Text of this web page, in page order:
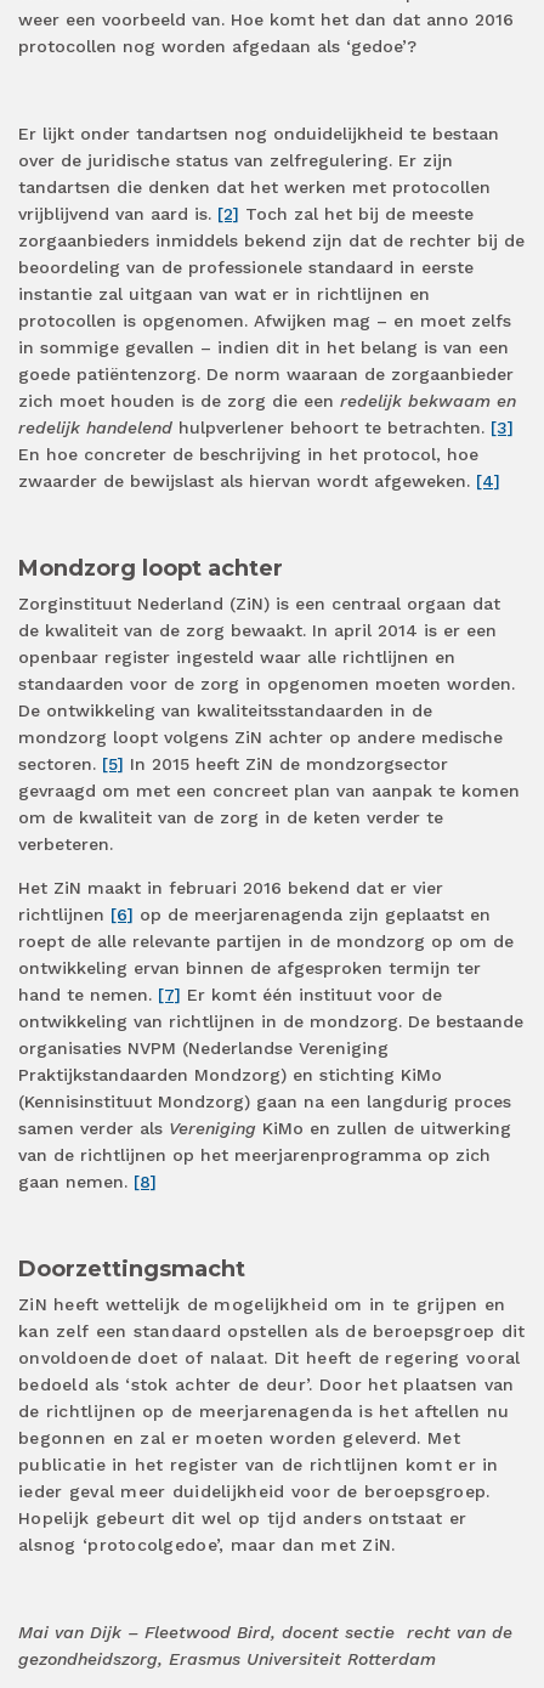
weer een voorbeeld van. Hoe komt het dan dat anno 2016
protocollen nog worden afgedaan als ‘gedoe’?
Er lijkt onder tandartsen nog onduidelijkheid te bestaan
over de juridische status van zelfregulering. Er zijn
tandartsen die denken dat het werken met protocollen
vrijblijvend van aard is. [2] Toch zal het bij de meeste
zorgaanbieders inmiddels bekend zijn dat de rechter bij de
beoordeling van de professionele standaard in eerste
instantie zal uitgaan van wat er in richtlijnen en
protocollen is opgenomen. Afwijken mag – en moet zelfs
in sommige gevallen – indien dit in het belang is van een
goede patiëntenzorg. De norm waaraan de zorgaanbieder
zich moet houden is de zorg die een redelijk bekwaam en
redelijk handelend hulpverlener behoort te betrachten. [3]
En hoe concreter de beschrijving in het protocol, hoe
zwaarder de bewijslast als hiervan wordt afgeweken. [4]
Mondzorg loopt achter
Zorginstituut Nederland (ZiN) is een centraal orgaan dat
de kwaliteit van de zorg bewaakt. In april 2014 is er een
openbaar register ingesteld waar alle richtlijnen en
standaarden voor de zorg in opgenomen moeten worden.
De ontwikkeling van kwaliteitsstandaarden in de
mondzorg loopt volgens ZiN achter op andere medische
sectoren. [5] In 2015 heeft ZiN de mondzorgsector
gevraagd om met een concreet plan van aanpak te komen
om de kwaliteit van de zorg in de keten verder te
verbeteren.
Het ZiN maakt in februari 2016 bekend dat er vier
richtlijnen [6] op de meerjarenagenda zijn geplaatst en
roept de alle relevante partijen in de mondzorg op om de
ontwikkeling ervan binnen de afgesproken termijn ter
hand te nemen. [7] Er komt één instituut voor de
ontwikkeling van richtlijnen in de mondzorg. De bestaande
organisaties NVPM (Nederlandse Vereniging
Praktijkstandaarden Mondzorg) en stichting KiMo
(Kennisinstituut Mondzorg) gaan na een langdurig proces
samen verder als Vereniging KiMo en zullen de uitwerking
van de richtlijnen op het meerjarenprogramma op zich
gaan nemen. [8]
Doorzettingsmacht
ZiN heeft wettelijk de mogelijkheid om in te grijpen en
kan zelf een standaard opstellen als de beroepsgroep dit
onvoldoende doet of nalaat. Dit heeft de regering vooral
bedoeld als ‘stok achter de deur’. Door het plaatsen van
de richtlijnen op de meerjarenagenda is het aftellen nu
begonnen en zal er moeten worden geleverd. Met
publicatie in het register van de richtlijnen komt er in
ieder geval meer duidelijkheid voor de beroepsgroep.
Hopelijk gebeurt dit wel op tijd anders ontstaat er
alsnog ‘protocolgedoe’, maar dan met ZiN.
Mai van Dijk – Fleetwood Bird, docent sectie recht van de
gezondheidszorg, Erasmus Universiteit Rotterdam